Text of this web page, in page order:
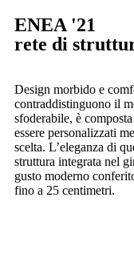
ENEA '21
rete di
Design morbido e
contraddistinguono il
sfoderabile, è
essere personalizzati
scelta. L’eleganza di
struttura integrata nel
gusto moderno
fino a 25 centimetri.